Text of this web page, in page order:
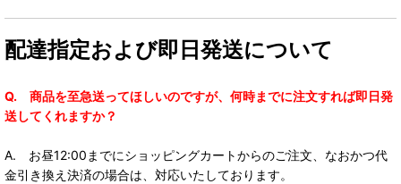
配達指定および即日発送について
Q. 商品を至急送ってほしいのですが、何時までに注文すれば即日発
送してくれますか？
A. お昼12:00までにショッピングカートからのご注文、なおかつ代
金引き換え決済の場合は、対応いたしております。